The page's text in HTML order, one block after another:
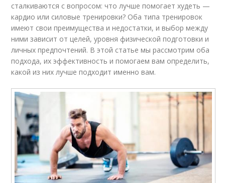
сталкиваются с вопросом: что лучше помогает худеть —
кардио или силовые тренировки? Оба типа тренировок
имеют свои преимущества и недостатки, и выбор между
ними зависит от целей, уровня физической подготовки и
личных предпочтений. В этой статье мы рассмотрим оба
подхода, их эффективность и помогаем вам определить,
какой из них лучше подходит именно вам.